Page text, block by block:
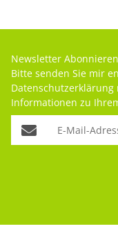
Newsletter Abonnieren
Bitte senden Sie mir
Datenschutzerklärung
Informationen zu